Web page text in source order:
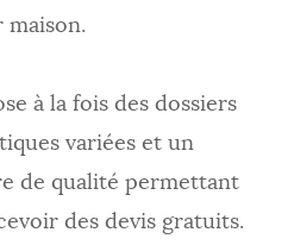
maison.
à la fois des dossiers
variées et un
de qualité permettant
des devis gratuits.